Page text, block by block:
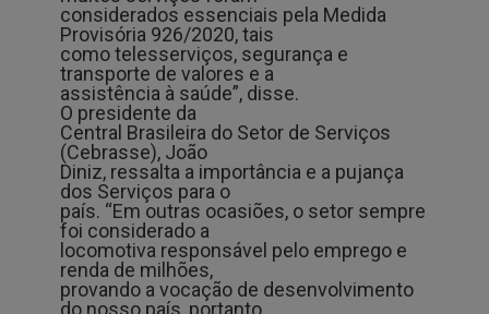
considerados essenciais pela Medida
Provisória 926/2020, tais
como telesserviços, segurança e
transporte de valores e a
assistência à saúde”, disse.
O presidente da
Central Brasileira do Setor de Serviços
(Cebrasse), João
Diniz, ressalta a importância e a pujança
dos Serviços para o
país. “Em outras ocasiões, o setor sempre
foi considerado a
locomotiva responsável pelo emprego e
renda de milhões,
provando a vocação de desenvolvimento
do nosso país, portanto